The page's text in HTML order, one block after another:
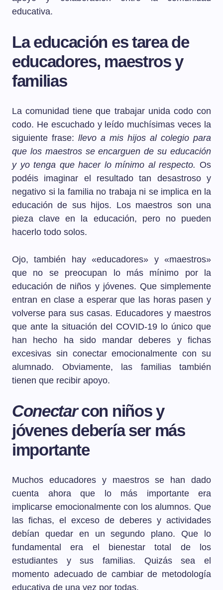
educativa.
La educación es tarea de
educadores, maestros y
familias
La comunidad tiene que trabajar unida codo con
codo. He escuchado y leído muchísimas veces la
siguiente frase: llevo a mis hijos al colegio para
que los maestros se encarguen de su educación
y yo tenga que hacer lo mínimo al respecto. Os
podéis imaginar el resultado tan desastroso y
negativo si la familia no trabaja ni se implica en la
educación de sus hijos. Los maestros son una
pieza clave en la educación, pero no pueden
hacerlo todo solos.
Ojo, también hay «educadores» y «maestros»
que no se preocupan lo más mínimo por la
educación de niños y jóvenes. Que simplemente
entran en clase a esperar que las horas pasen y
volverse para sus casas. Educadores y maestros
que ante la situación del COVID-19 lo único que
han hecho ha sido mandar deberes y fichas
excesivas sin conectar emocionalmente con su
alumnado. Obviamente, las familias también
tienen que recibir apoyo.
Conectarcon niños y
jóvenes debería ser más
importante
Muchos educadores y maestros se han dado
cuenta ahora que lo más importante era
implicarse emocionalmente con los alumnos. Que
las fichas, el exceso de deberes y actividades
debían quedar en un segundo plano. Que lo
fundamental era el bienestar total de los
estudiantes y sus familias. Quizás sea el
momento adecuado de cambiar de metodología
educativa de una vez por todas.